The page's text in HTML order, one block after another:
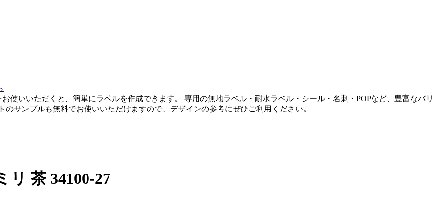
使いいただくと、簡単にラベルを作成できます。 専用の無地ラベル・耐水ラベル・シール・名刺・POPなど、豊富なバリ
サンプルも無料でお使いいただけますので、デザインの参考にぜひご利用ください。
リ 茶 34100-27